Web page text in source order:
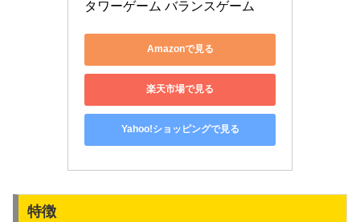
タワーゲーム バランスゲーム
Amazonで見る
楽天市場で見る
Yahoo!ショッピングで見る
特徴